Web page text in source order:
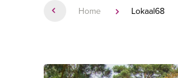
Home Lokaal68